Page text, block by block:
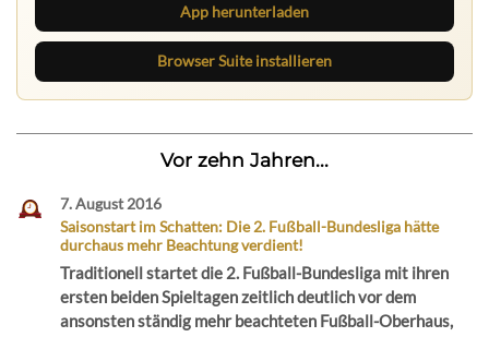
App herunterladen
Browser Suite installieren
Vor zehn Jahren...
7. August 2016
Saisonstart im Schatten: Die 2. Fußball-Bundesliga hätte
durchaus mehr Beachtung verdient!
Traditionell startet die 2. Fußball-Bundesliga mit ihren
ersten beiden Spieltagen zeitlich deutlich vor dem
ansonsten ständig mehr beachteten Fußball-Oberhaus,